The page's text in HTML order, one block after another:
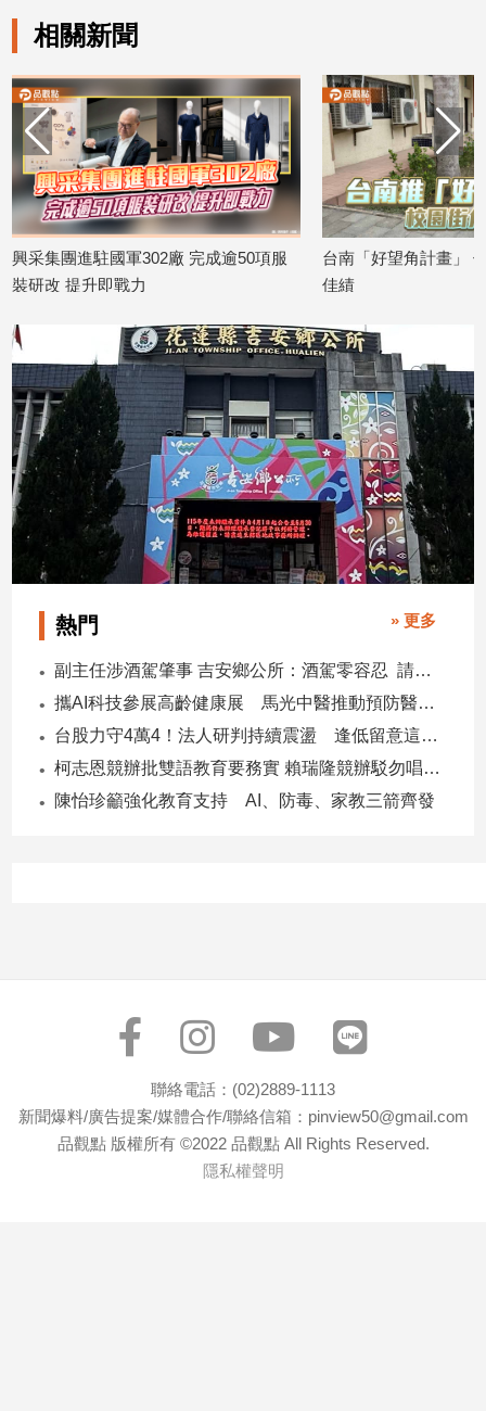
藝
術
／
文
創
／
電
影
推
薦
科
運
動
寵
物
Pet
影
合
相關新聞
興采集團進駐國軍302廠 完成逾50項服
裝研改 提升即戰力
台南「好望角計畫」
佳績
熱門 » 更多
副主任涉酒駕肇事 吉安鄉公所：酒駕零容忍 請辭獲准
攜AI科技參展高齡健康展 馬光中醫推動預防醫學迎接長壽新經濟
台股力守4萬4！法人研判持續震盪 逢低留意這些族群
柯志恩競辦批雙語教育要務實 賴瑞隆競辦駁勿唱衰高雄
陳怡珍籲強化教育支持 AI、防毒、家教三箭齊發
聯絡電話：(02)2889-1113
新聞爆料/廣告提案/媒體合作/聯絡信箱：pinview50@gmail.com
品觀點 版權所有 ©2022 品觀點 All Rights Reserved.
隱私權聲明